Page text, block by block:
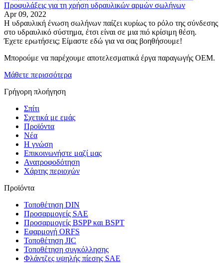
Προφυλάξεις για τη χρήση υδραυλικών αρμών σωλήνων
Apr 09, 2022
Η υδραυλική ένωση σωλήνων παίζει κυρίως το ρόλο της σύνδεσης
στο υδραυλικό σύστημα, έτσι είναι σε μια πιό κρίσιμη θέση.
Έχετε ερωτήσεις; Είμαστε εδώ για να σας βοηθήσουμε!
Μπορούμε να παρέχουμε αποτελεσματικά έργα παραγωγής OEM.
Μάθετε περισσότερα
Γρήγορη πλοήγηση
Σπίτι
Σχετικά με εμάς
Προϊόντα
Νέα
Η γνώση
Επικοινωνήστε μαζί μας
Ανατροφοδότηση
Χάρτης περιοχών
Προϊόντα
Τοποθέτηση DIN
Προσαρμογείς SAE
Προσαρμογείς BSPP και BSPT
Εφαρμογή ORFS
Τοποθέτηση JIC
Τοποθέτηση συγκόλλησης
Φλάντζες υψηλής πίεσης SAE